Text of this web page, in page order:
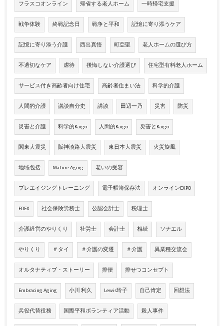
フラスコオンライン 帰省する老人ホーム 一時帰宅支援
戦争体験 終戦記念日 戦争と平和 記憶に寄り添うケア
記憶に寄り添う介護 西出真悟 町亞聖 老人ホームの選び方
不適切なケア 虐待 後悔しない介護選び 住宅型有料老人ホーム
サービス付き高齢者向け住宅 高齢者住まい法 科学的介護
人間的介護 講談自分史 講談 田辺一乃 災害 防災
災害と介護 科学的Kaigo 人間的Kaigo 災害とKaigo
関東大震災 阪神淡路大震災 東日本大震災 火災旋風
地域包括 Mature Aging 老いの受容
プレエイジングトレーニング 電子帳簿保存法 オンラインEXPO
FOEX 社会保険労務士 公認会計士 税理士
介護経営のやりくり 社労士 会計士 相続 ソナエル
やりくり ＃タイ ＃介護の変遷 ＃介護 異業種交流会
オルタナティブ・ストーリー 排便 排せつコンセプト
Embracing Aging 小川 利久 Lewis玲子 自己肯定 回想法
兵役代替役務 国際平和ボランティア活動 殺人事件